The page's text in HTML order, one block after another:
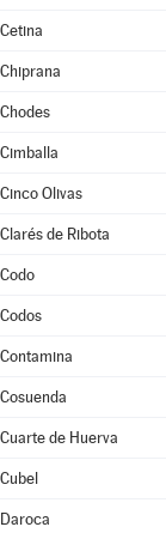
Cetina
Chiprana
Chodes
Cimballa
Cinco Olivas
Clarés de Ribota
Codo
Codos
Contamina
Cosuenda
Cuarte de Huerva
Cubel
Daroca